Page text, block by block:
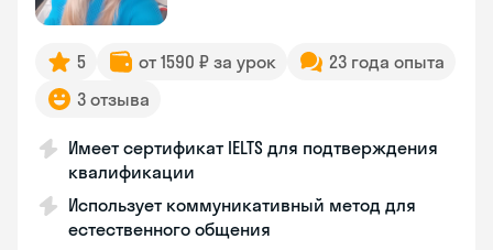
5 от 1590 ₽ за урок
23 года опыта
3 отзыва
Имеет сертификат IELTS для подтверждения
квалификации
Использует коммуникативный метод для
естественного общения